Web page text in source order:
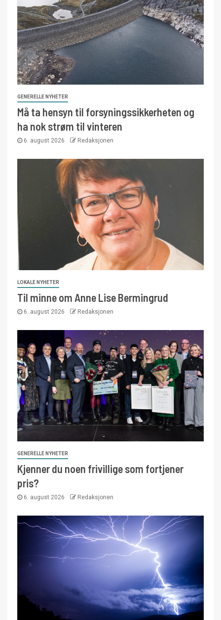
GENERELLE NYHETER
Må ta hensyn til forsyningssikkerheten og
ha nok strøm til vinteren
6. august 2026 Redaksjonen
LOKALE NYHETER
Til minne om Anne Lise Bermingrud
6. august 2026 Redaksjonen
GENERELLE NYHETER
Kjenner du noen frivillige som fortjener
pris?
6. august 2026 Redaksjonen